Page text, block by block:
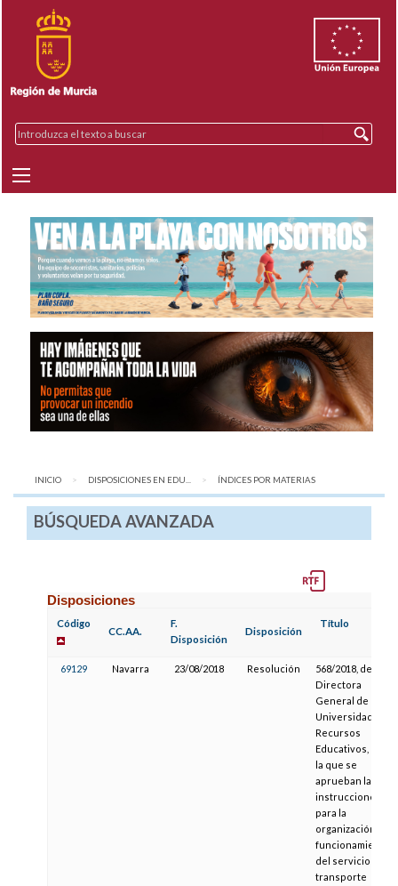
INICIO DISPOSICIONES EN EDU... AQUÍ:
ÍNDICES POR MATERIAS
BÚSQUEDA AVANZADA
Disposiciones
Código
CC.AA.
F.
Disposición
Disposición
Título
69129 Navarra 23/08/2018 Resolución
568/2018, de la
Directora
General de
Universidades y
Recursos
Educativos, por
la que se
aprueban las
instrucciones
para la
organización y
funcionamiento
del servicio de
transporte